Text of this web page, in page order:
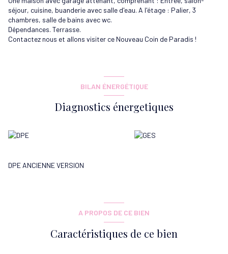
séjour, cuisine, buanderie avec salle d'eau. A l'étage : Palier, 3
chambres, salle de bains avec wc.
Dépendances. Terrasse.
Contactez nous et allons visiter ce Nouveau Coin de Paradis !
BILAN ÉNERGÉTIQUE
Diagnostics énergetiques
DPE ANCIENNE VERSION
A PROPOS DE CE BIEN
Caractéristiques de ce bien